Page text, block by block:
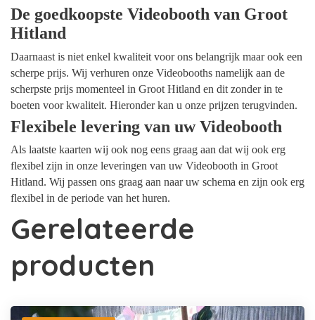
De goedkoopste Videobooth van Groot
Hitland
Daarnaast is niet enkel kwaliteit voor ons belangrijk maar ook een
scherpe prijs. Wij verhuren onze Videobooths namelijk aan de
scherpste prijs momenteel in Groot Hitland en dit zonder in te
boeten voor kwaliteit. Hieronder kan u onze prijzen terugvinden.
Flexibele levering van uw Videobooth
Als laatste kaarten wij ook nog eens graag aan dat wij ook erg
flexibel zijn in onze leveringen van uw Videobooth in Groot
Hitland. Wij passen ons graag aan naar uw schema en zijn ook erg
flexibel in de periode van het huren.
Gerelateerde
producten